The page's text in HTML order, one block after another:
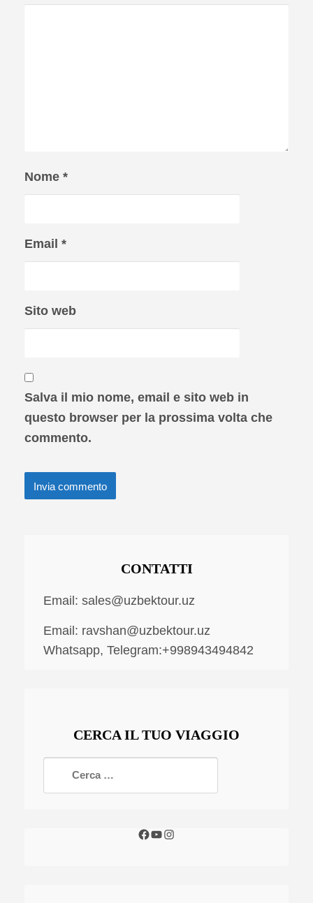
Nome *
Email *
Sito web
Salva il mio nome, email e sito web in
questo browser per la prossima volta che
commento.
CONTATTI
Email: sales@uzbektour.uz
Email: ravshan@uzbektour.uz
Whatsapp, Telegram:+998943494842
CERCA IL TUO VIAGGIO